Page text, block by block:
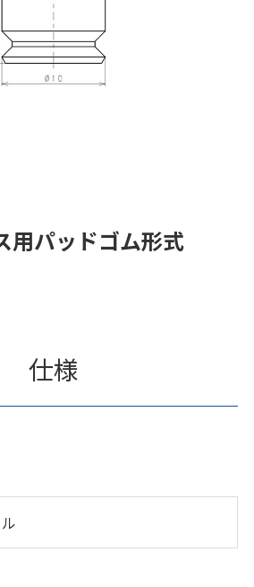
用パッドゴム形式
仕様